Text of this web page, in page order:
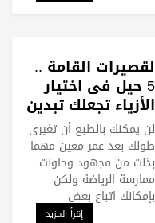
لقصيرات القامة ..
5 حيل فى اختيار
الأزياء تجعلك تبدين
أطول
لن يمكنك بالطبع أن تغيرى
طولك بعد عمر معين مهما
بذلت من مجهود وحاولت
ممارسة الرياضة ولكن
بإمكانك اتباع بعض
إقرأ المزيد